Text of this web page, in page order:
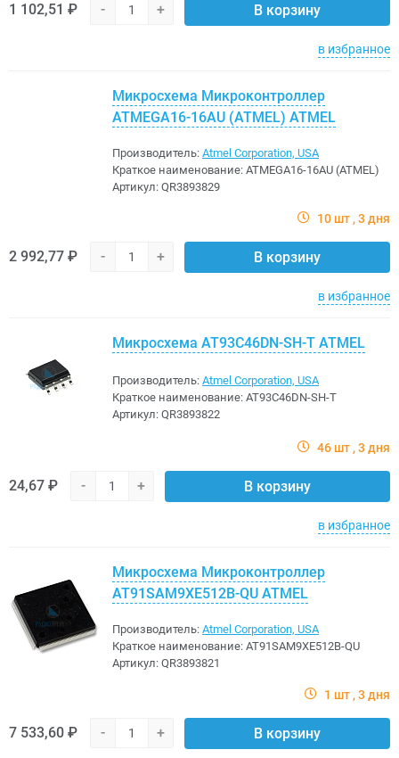
1 102,51 ₽ - + В корзину
в избранное
Микросхема Микроконтроллер
ATMEGA16-16AU (ATMEL) ATMEL
Производитель: Atmel Corporation, USA
Краткое наименование: ATMEGA16-16AU (ATMEL)
Артикул: QR3893829
10 шт 3 дня
2 992,77 ₽ - + В корзину
в избранное
Микросхема AT93C46DN-SH-T ATMEL
Производитель: Atmel Corporation, USA
Краткое наименование: AT93C46DN-SH-T
Артикул: QR3893822
46 шт 3 дня
24,67 ₽ - + В корзину
в избранное
Микросхема Микроконтроллер
AT91SAM9XE512B-QU ATMEL
Производитель: Atmel Corporation, USA
Краткое наименование: AT91SAM9XE512B-QU
Артикул: QR3893821
1 шт 3 дня
7 533,60 ₽ - + В корзину